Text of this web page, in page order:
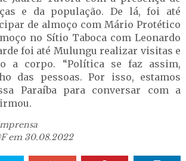
e da população. De lá, foi até
de almoço com Mário Protético
no Sítio Taboca com Leonardo
foi até Mulungu realizar visitas e
a corpo. “Política se faz assim,
das pessoas. Por isso, estamos
Paraíba para conversar com a
em 30.08.2022